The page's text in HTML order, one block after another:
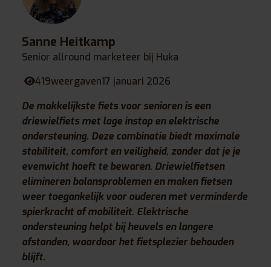
Sanne Heitkamp
Senior allround marketeer bij Huka
419weergaven17 januari 2026
De makkelijkste fiets voor senioren is een
driewielfiets met lage instap en elektrische
ondersteuning. Deze combinatie biedt maximale
stabiliteit, comfort en veiligheid, zonder dat je je
evenwicht hoeft te bewaren. Driewielfietsen
elimineren balansproblemen en maken fietsen
weer toegankelijk voor ouderen met verminderde
spierkracht of mobiliteit. Elektrische
ondersteuning helpt bij heuvels en langere
afstanden, waardoor het fietsplezier behouden
blijft.